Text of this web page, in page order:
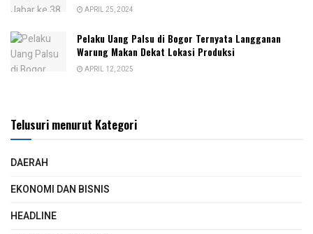
APRIL 25, 2024
Pelaku Uang Palsu di Bogor Ternyata Langganan
Warung Makan Dekat Lokasi Produksi
APRIL 12, 2025
Telusuri menurut Kategori
DAERAH
EKONOMI DAN BISNIS
HEADLINE